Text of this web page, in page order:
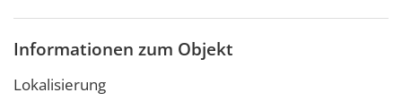
Informationen zum Objekt
Lokalisierung